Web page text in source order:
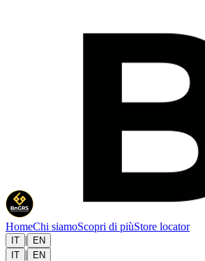
HomeChi siamoScopri di piùStore locator
IT |
EN
IT | EN